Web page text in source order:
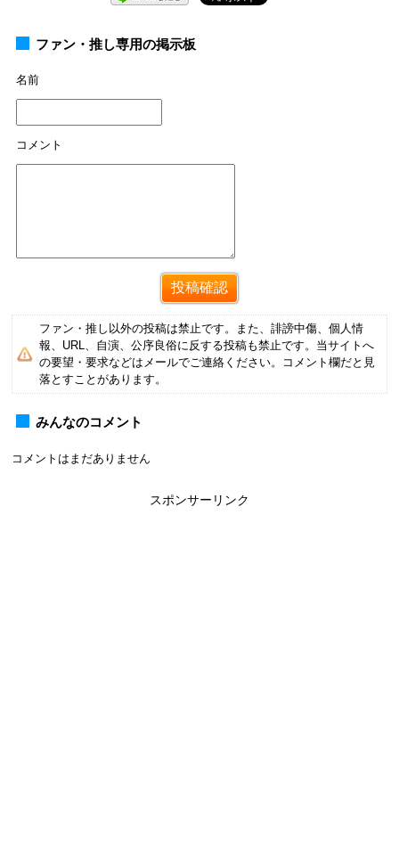
ファン・推し専用の掲示板
名前
コメント
ファン・推し以外の投稿は禁止です。また、誹謗中傷、個人情
報、URL、自演、公序良俗に反する投稿も禁止です。当サイトへ
の要望・要求などはメールでご連絡ください。コメント欄だと見
落とすことがあります。
みんなのコメント
コメントはまだありません
スポンサーリンク